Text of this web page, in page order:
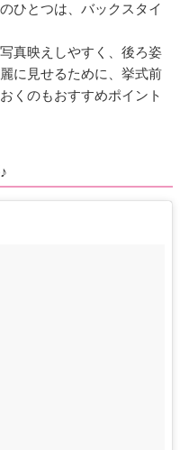
ひとつは、バックスタイ
真映えしやすく、後ろ姿
に見せるために、挙式前
くのもおすすめポイント